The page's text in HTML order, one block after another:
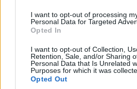
I want to opt-out of processing
Personal Data for Targeted
Opted In
I want to opt-out of Collection,
Retention, Sale, and/or Sharing
Personal Data that Is Unrelated
Purposes for which it was
Opted Out
24 Ιουνίου 2024, 5:00 μμ
σε "Ελλάδα"
αποτελέσματα
Πανελλαδικών Εξετάσεων
μέσω γραπτού μηνύματος